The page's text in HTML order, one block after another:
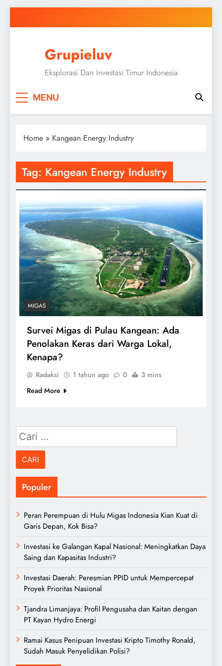
to
Grupieluv
Eksplorasi Dan Investasi Timur Indonesia
MENU
Home » Kangean Energy Industry
Tag: Kangean Energy Industry
MIGAS
Survei Migas di Pulau Kangean: Ada
Penolakan Keras dari Warga Lokal,
Kenapa?
Radaksi 1 tahun ago 0
3 mins
Read More
Cari
untuk:
Populer
Peran Perempuan di Hulu Migas Indonesia Kian Kuat di
Garis Depan, Kok Bisa?
Investasi ke Galangan Kapal Nasional: Meningkatkan Daya
Saing dan Kapasitas Industri?
Investasi Daerah: Peresmian PPID untuk Mempercepat
Proyek Prioritas Nasional
Tjandra Limanjaya: Profil Pengusaha dan Kaitan dengan
PT Kayan Hydro Energi
Ramai Kasus Penipuan Investasi Kripto Timothy Ronald,
Sudah Masuk Penyelidikan Polisi?